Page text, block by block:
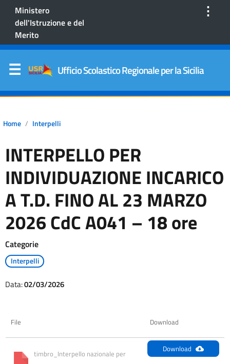
Ministero
dell'Istruzione e del
Merito
⋮
Ufficio Scolastico Regionale per la Sicilia
Home Interpelli
INTERPELLO PER
INDIVIDUAZIONE INCARICO
A T.D. FINO AL 23 MARZO
2026 CdC A041 – 18 ore
Categorie
Interpelli
Data:02/03/2026
File Download
timbro_Interpello nazionale per
Download